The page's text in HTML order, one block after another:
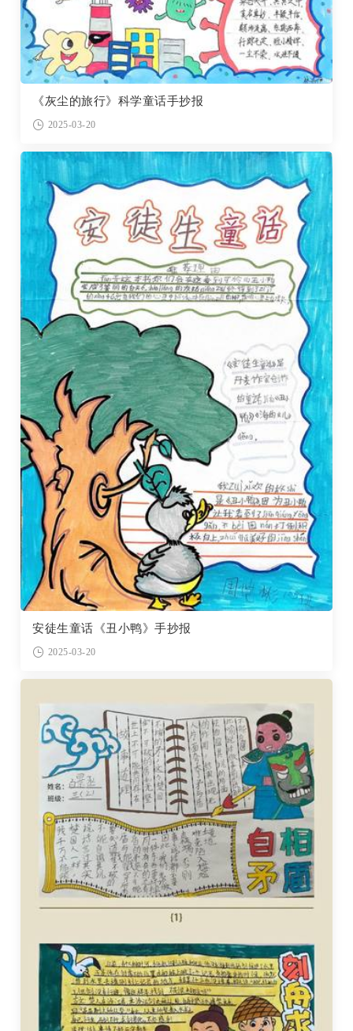
《灰尘的旅行》科学童话手抄报
2025-03-20
安徒生童话《丑小鸭》手抄报
2025-03-20